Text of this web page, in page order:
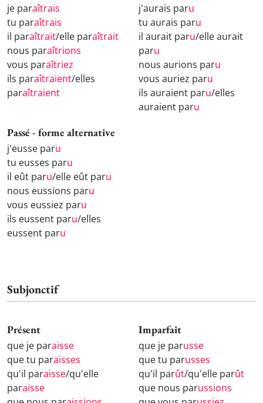
je paraîtrais
tu paraîtrais
il paraîtrait/elle paraîtrait
nous paraîtrions
vous paraîtriez
ils paraîtraient/elles
paraîtraient
j'aurais paru
tu aurais paru
il aurait paru/elle aurait
paru
nous aurions paru
vous auriez paru
ils auraient paru/elles
auraient paru
Passé - forme alternative
j'eusse paru
tu eusses paru
il eût paru/elle eût paru
nous eussions paru
vous eussiez paru
ils eussent paru/elles
eussent paru
Subjonctif
Présent
que je paraisse
que tu paraisses
qu'il paraisse/qu'elle
paraisse
Imparfait
que je parusse
que tu parusses
qu'il parût/qu'elle parût
que nous parussions